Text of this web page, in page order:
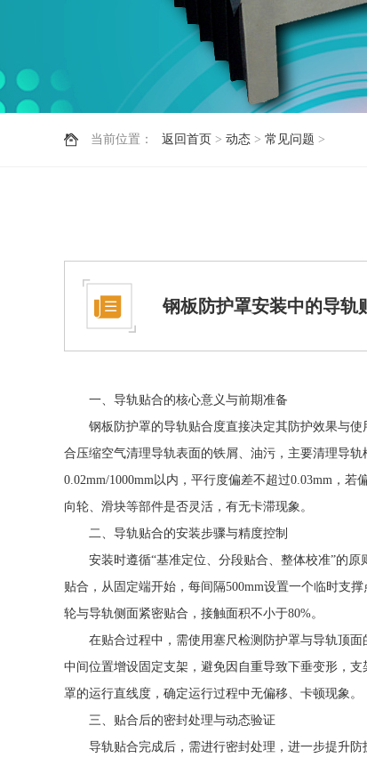
当前位置： 返回首页 > 动态 > 常见问题 >
钢板防护罩安装中的导轨
一、导轨贴合的核心意义与前期准备
钢板防护罩的导轨贴合度直接决定其防护效果与
合压缩空气清理导轨表面的铁屑、油污，主要清理导
0.02mm/1000mm以内，平行度偏差不超过0.03mm，
向轮、滑块等部件是否灵活，有无卡滞现象。
二、导轨贴合的安装步骤与精度控制
安装时遵循“基准定位、分段贴合、整体校准”的
贴合，从固定端开始，每间隔500mm设置一个临时支
轮与导轨侧面紧密贴合，接触面积不小于80%。
在贴合过程中，需使用塞尺检测防护罩与导轨顶
中间位置增设固定支架，避免因自重导致下垂变形，
罩的运行直线度，确定运行过程中无偏移、卡顿现象。
三、贴合后的密封处理与动态验证
导轨贴合完成后，需进行密封处理，进一步提升